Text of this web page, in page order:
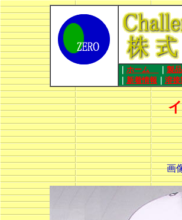
ホーム 製
新着情報 溶接
画